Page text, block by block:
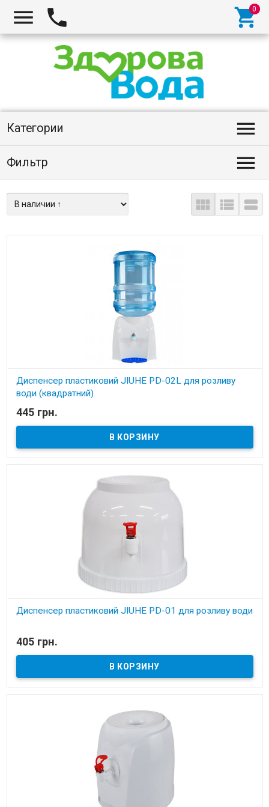
  
Категории 
Фильтр 
  
Диспенсер пластиковий JIUHE PD-02L для розливу
води (квадратний)
В наличии
Диспенсер для розливу питної води JIUHE PD-02 (квадратний)
445 грн.
Диспенсер пластиковий JIUHE PD-01 для розливу води
405 грн.